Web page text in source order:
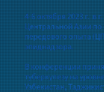
4-6 октября 2023 г. в
Центральной Азии по
передового опыта
эпиднадзора.
В конференции
туберкулезу на
Узбекистан,